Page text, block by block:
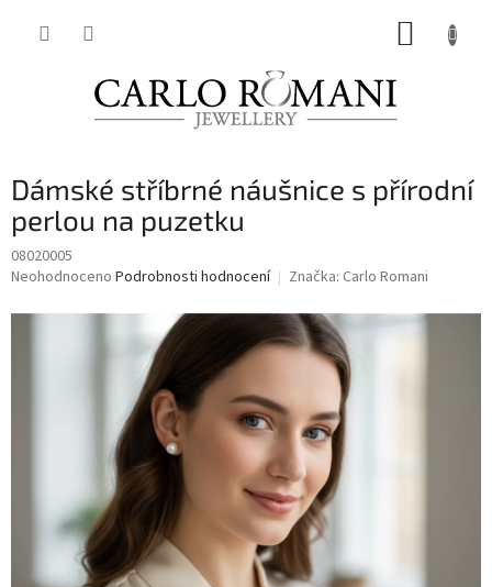
Dámské stříbrné náušnice s přírodní
perlou na puzetku
08020005
Průměrné
produktu
Neohodnoceno Podrobnosti hodnocení Značka: Carlo Romani